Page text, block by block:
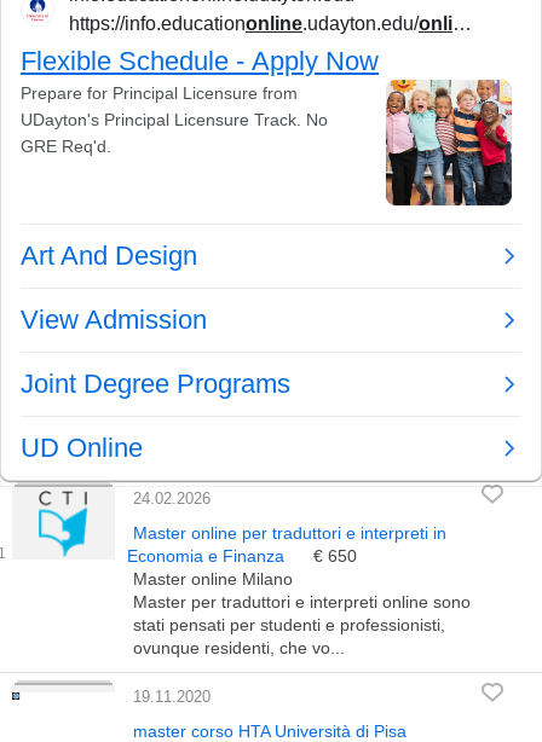
24.02.2026
Master online per traduttori e interpreti in
Economia e Finanza
€ 650
Master online Milano
Master per traduttori e interpreti online sono
stati pensati per studenti e professionisti,
ovunque residenti, che vo...
19.11.2020
master corso HTA Università di Pisa